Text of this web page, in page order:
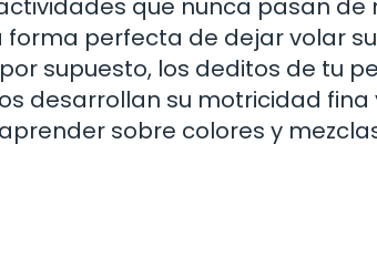
que nunca pasan de
forma perfecta de dejar volar
supuesto, los deditos de tu
desarrollan su motricidad
sobre colores y